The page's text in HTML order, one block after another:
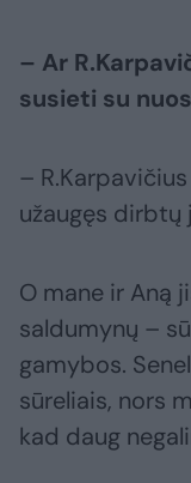
– Ar
susieti su
–
užaugęs dirbtų
O mane ir Aną
saldumynų –
gamybos.
sūreliais, nors
kad daug